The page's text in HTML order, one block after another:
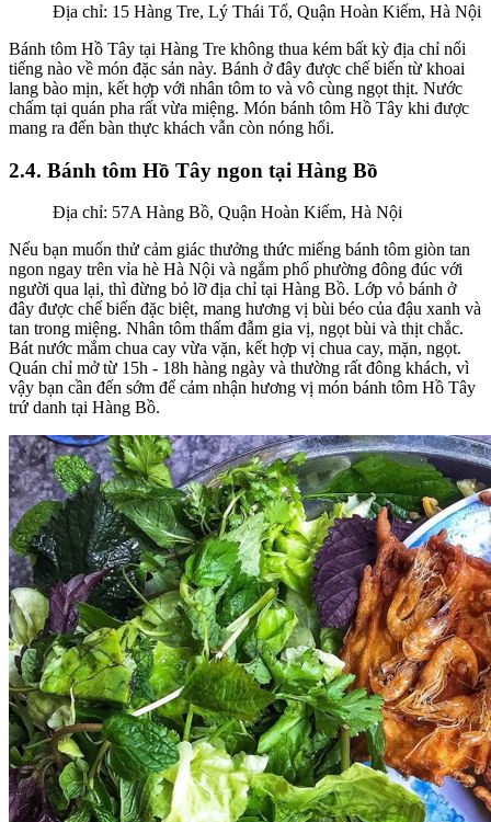
Địa chỉ: 15 Hàng Tre, Lý Thái Tổ, Quận Hoàn Kiếm, Hà Nội
Bánh tôm Hồ Tây tại Hàng Tre không thua kém bất kỳ địa chỉ nổi
tiếng nào về món đặc sản này. Bánh ở đây được chế biến từ khoai
lang bào mịn, kết hợp với nhân tôm to và vô cùng ngọt thịt. Nước
chấm tại quán pha rất vừa miệng. Món bánh tôm Hồ Tây khi được
mang ra đến bàn thực khách vẫn còn nóng hổi.
2.4. Bánh tôm Hồ Tây ngon tại Hàng Bồ
Địa chỉ: 57A Hàng Bồ, Quận Hoàn Kiếm, Hà Nội
Nếu bạn muốn thử cảm giác thưởng thức miếng bánh tôm giòn tan
ngon ngay trên vỉa hè Hà Nội và ngắm phố phường đông đúc với
người qua lại, thì đừng bỏ lỡ địa chỉ tại Hàng Bồ. Lớp vỏ bánh ở
đây được chế biến đặc biệt, mang hương vị bùi béo của đậu xanh và
tan trong miệng. Nhân tôm thấm đẫm gia vị, ngọt bùi và thịt chắc.
Bát nước mắm chua cay vừa vặn, kết hợp vị chua cay, mặn, ngọt.
Quán chỉ mở từ 15h - 18h hàng ngày và thường rất đông khách, vì
vậy bạn cần đến sớm để cảm nhận hương vị món bánh tôm Hồ Tây
trứ danh tại Hàng Bồ.